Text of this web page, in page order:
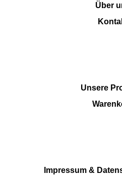
Über
Unsere
Impressum &